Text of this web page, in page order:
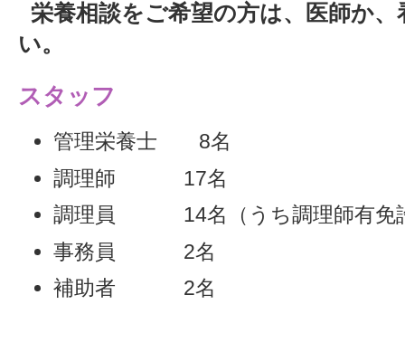
栄養相談をご希望の方は、医師か
い。
スタッフ
管理栄養士 8名
調理師 17名
調理員 14名（うち調理師有免
事務員 2名
補助者 2名